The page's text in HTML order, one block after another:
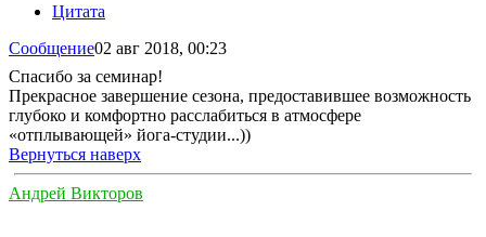
Цитата
Сообщение02 авг 2018, 00:23
Спасибо за семинар!
Прекрасное завершение сезона, предоставившее возможность
глубоко и комфортно расслабиться в атмосфере
«отплывающей» йога-студии...))
Вернуться наверх
Андрей Викторов